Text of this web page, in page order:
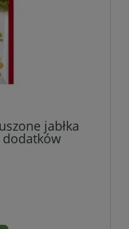
jabłka
dodatków